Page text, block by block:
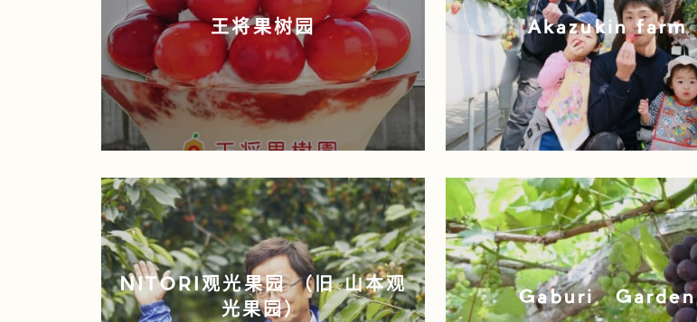
王将果树园 Akazukin farm
NITORI观光果园 （旧 山本观
光果园）
Gaburi Garden